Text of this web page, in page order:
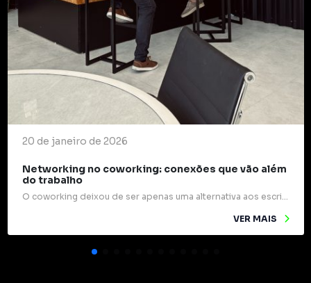
20 de janeiro de 2026
Networking no coworking: conexões que vão além
do trabalho
O coworking deixou de ser apenas uma alternativa aos escritórios tradicionais e passou a ocupar um papel estratégico na forma como profissionais e empresas se relacionam. Mais do que mesas compartilhadas e internet rápida, esses espaços são verdadeiros pontos de encontro para ideias, experiências e oportunidades. Um dos grandes diferenciais do coworking é o networking […]
VER MAIS